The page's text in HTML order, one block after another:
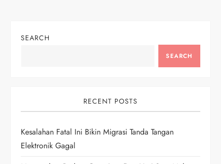
a
g
a
SEARCH
SEARCH
RECENT POSTS
Kesalahan Fatal Ini Bikin Migrasi Tanda Tangan
Elektronik Gagal